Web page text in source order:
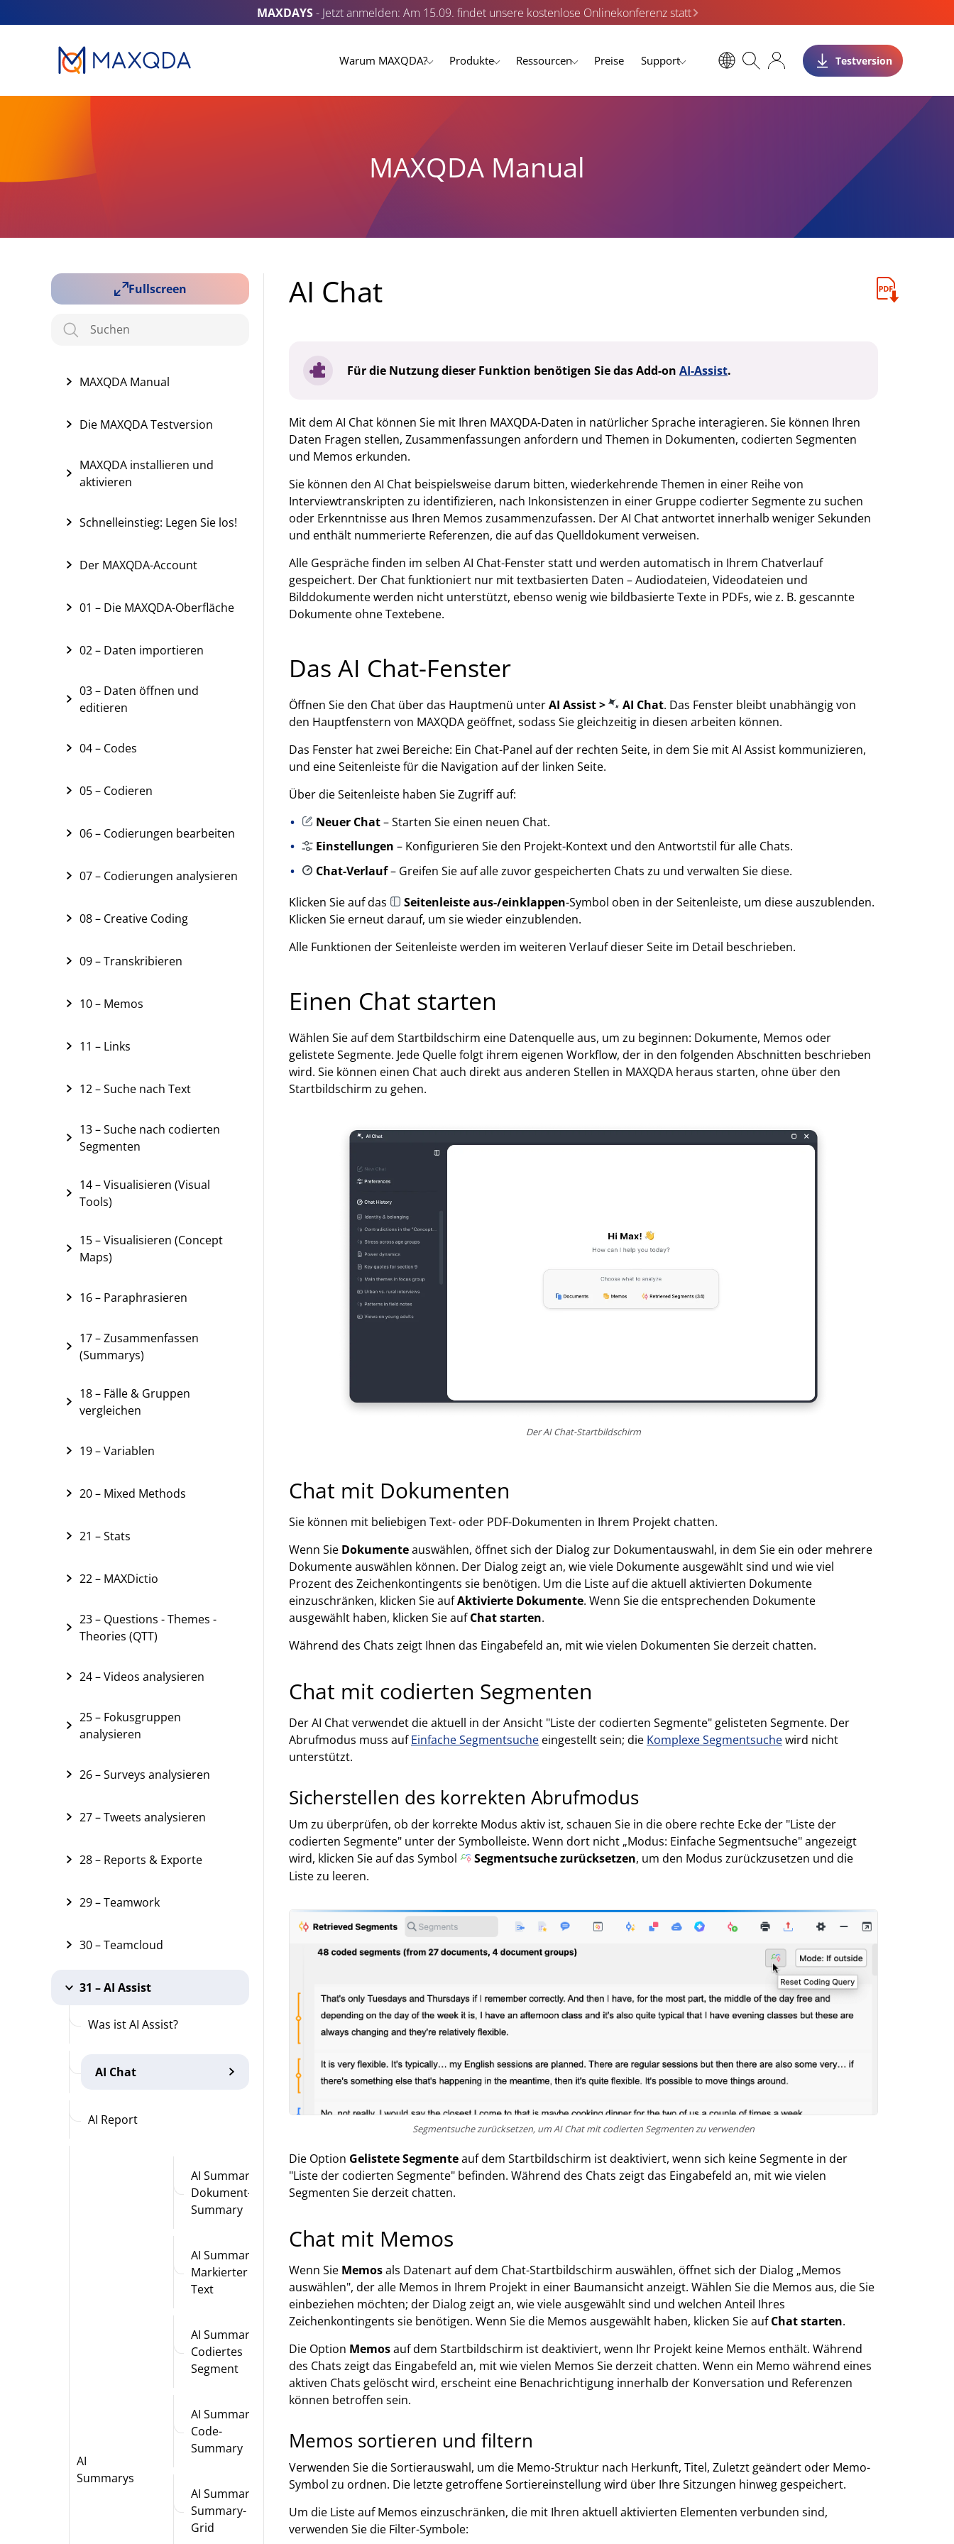
MAXDAYS- Jetzt anmelden: Am 15.09. findet unsere kostenlose Onlinekonferenz statt
Warum MAXQDA? Produkte Ressourcen Preise Support Testversion
MAXQDA Manual
Fullscreen
MAXQDA Manual
Die MAXQDA Testversion
MAXQDA installieren und
aktivieren
Schnelleinstieg: Legen Sie los!
Der MAXQDA-Account
01 – Die MAXQDA-Oberfläche
02 – Daten importieren
03 – Daten öffnen und
editieren
04 – Codes
05 – Codieren
06 – Codierungen bearbeiten
07 – Codierungen analysieren
08 – Creative Coding
09 – Transkribieren
10 – Memos
11 – Links
12 – Suche nach Text
13 – Suche nach codierten
Segmenten
14 – Visualisieren (Visual
Tools)
15 – Visualisieren (Concept
Maps)
16 – Paraphrasieren
17 – Zusammenfassen
(Summarys)
18 – Fälle & Gruppen
vergleichen
19 – Variablen
20 – Mixed Methods
21 – Stats
22 – MAXDictio
23 – Questions - Themes -
Theories (QTT)
24 – Videos analysieren
25 – Fokusgruppen
analysieren
26 – Surveys analysieren
27 – Tweets analysieren
28 – Reports & Exporte
29 – Teamwork
30 – Teamcloud
31 – AI Assist
Was ist AI Assist?
AI Chat
AI Report
AI
Summarys
AI Summary:
Dokument-
Summary
AI Summary:
Markierter
Text
AI Summary:
Codiertes
Segment
AI Summary:
Code-
Summary
AI Summary:
Summary-
Grid
AI Chat
Für die Nutzung dieser Funktion benötigen Sie das Add-on AI-Assist.
Mit dem AI Chat können Sie mit Ihren MAXQDA-Daten in natürlicher Sprache interagieren. Sie können Ihren
Daten Fragen stellen, Zusammenfassungen anfordern und Themen in Dokumenten, codierten Segmenten
und Memos erkunden.
Sie können den AI Chat beispielsweise darum bitten, wiederkehrende Themen in einer Reihe von
Interviewtranskripten zu identifizieren, nach Inkonsistenzen in einer Gruppe codierter Segmente zu suchen
oder Erkenntnisse aus Ihren Memos zusammenzufassen. Der AI Chat antwortet innerhalb weniger Sekunden
und enthält nummerierte Referenzen, die auf das Quelldokument verweisen.
Alle Gespräche finden im selben AI Chat-Fenster statt und werden automatisch in Ihrem Chatverlauf
gespeichert. Der Chat funktioniert nur mit textbasierten Daten – Audiodateien, Videodateien und
Bilddokumente werden nicht unterstützt, ebenso wenig wie bildbasierte Texte in PDFs, wie z. B. gescannte
Dokumente ohne Textebene.
Das AI Chat-Fenster
Öffnen Sie den Chat über das Hauptmenü unterAI Assist > AI Chat. Das Fenster bleibt unabhängig von
den Hauptfenstern von MAXQDA geöffnet, sodass Sie gleichzeitig in diesen arbeiten können.
Das Fenster hat zwei Bereiche: Ein Chat-Panel auf der rechten Seite, in dem Sie mit AI Assist kommunizieren,
und eine Seitenleiste für die Navigation auf der linken Seite.
Über die Seitenleiste haben Sie Zugriff auf:
Neuer Chat– Starten Sie einen neuen Chat.
Einstellungen – Konfigurieren Sie den Projekt-Kontext und den Antwortstil für alle Chats.
Chat-Verlauf– Greifen Sie auf alle zuvor gespeicherten Chats zu und verwalten Sie diese.
Klicken Sie auf das Seitenleiste aus-/einklappen-Symbol oben in der Seitenleiste, um diese auszublenden.
Klicken Sie erneut darauf, um sie wieder einzublenden.
Alle Funktionen der Seitenleiste werden im weiteren Verlauf dieser Seite im Detail beschrieben.
Einen Chat starten
Wählen Sie auf dem Startbildschirm eine Datenquelle aus, um zu beginnen: Dokumente, Memos oder
gelistete Segmente. Jede Quelle folgt ihrem eigenen Workflow, der in den folgenden Abschnitten beschrieben
wird. Sie können einen Chat auch direkt aus anderen Stellen in MAXQDA heraus starten, ohne über den
Startbildschirm zu gehen.
Der AI Chat-Startbildschirm
Chat mit Dokumenten
Sie können mit beliebigen Text- oder PDF-Dokumenten in Ihrem Projekt chatten.
Wenn Sie Dokumenteauswählen, öffnet sich der Dialog zur Dokumentauswahl, in dem Sie ein oder mehrere
Dokumente auswählen können. Der Dialog zeigt an, wie viele Dokumente ausgewählt sind und wie viel
Prozent des Zeichenkontingents sie benötigen. Um die Liste auf die aktuell aktivierten Dokumente
einzuschränken, klicken Sie aufAktivierte Dokumente. Wenn Sie die entsprechenden Dokumente
ausgewählt haben, klicken Sie aufChat starten.
Während des Chats zeigt Ihnen das Eingabefeld an, mit wie vielen Dokumenten Sie derzeit chatten.
Chat mit codierten Segmenten
Der AI Chat verwendet die aktuell in der Ansicht "Liste der codierten Segmente" gelisteten Segmente. Der
Abrufmodus muss aufEinfache Segmentsuche eingestellt sein; die Komplexe Segmentsuchewird nicht
unterstützt.
Sicherstellen des korrekten Abrufmodus
Um zu überprüfen, ob der korrekte Modus aktiv ist, schauen Sie in die obere rechte Ecke der "Liste der
codierten Segmente" unter der Symbolleiste. Wenn dort nicht „Modus: Einfache Segmentsuche" angezeigt
wird, klicken Sie auf das Symbol
Segmentsuche zurücksetzen, um den Modus zurückzusetzen und die
Liste zu leeren.
Segmentsuche zurücksetzen, um AI Chat mit codierten Segmenten zu verwenden
Die Option Gelistete Segmenteauf dem Startbildschirm ist deaktiviert, wenn sich keine Segmente in der
"Liste der codierten Segmente" befinden. Während des Chats zeigt das Eingabefeld an, mit wie vielen
Segmenten Sie derzeit chatten.
Chat mit Memos
Wenn Sie Memosals Datenart auf dem Chat-Startbildschirm auswählen, öffnet sich der Dialog „Memos
auswählen", der alle Memos in Ihrem Projekt in einer Baumansicht anzeigt. Wählen Sie die Memos aus, die Sie
einbeziehen möchten; der Dialog zeigt an, wie viele ausgewählt sind und welchen Anteil Ihres
Zeichenkontingents sie benötigen. Wenn Sie die Memos ausgewählt haben, klicken Sie aufChat starten.
Die Option Memosauf dem Startbildschirm ist deaktiviert, wenn Ihr Projekt keine Memos enthält. Während
des Chats zeigt das Eingabefeld an, mit wie vielen Memos Sie derzeit chatten. Wenn ein Memo während eines
aktiven Chats gelöscht wird, erscheint eine Benachrichtigung innerhalb der Konversation und Referenzen
können betroffen sein.
Memos sortieren und filtern
Verwenden Sie die Sortierauswahl, um die Memo-Struktur nach Herkunft, Titel, Zuletzt geändert oder Memo-
Symbol zu ordnen. Die letzte getroffene Sortiereinstellung wird über Ihre Sitzungen hinweg gespeichert.
Um die Liste auf Memos einzuschränken, die mit Ihren aktuell aktivierten Elementen verbunden sind,
verwenden Sie die Filter-Symbole: